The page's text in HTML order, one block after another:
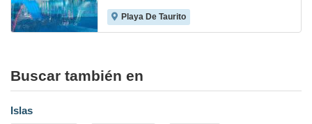
Playa De Taurito
Buscar también en
Islas